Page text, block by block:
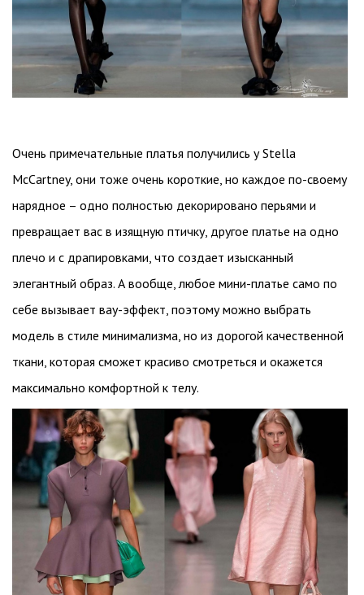
Очень примечательные платья получились у Stella
McCartney, они тоже очень короткие, но каждое по-своему
нарядное – одно полностью декорировано перьями и
превращает вас в изящную птичку, другое платье на одно
плечо и с драпировками, что создает изысканный
элегантный образ. А вообще, любое мини-платье само по
себе вызывает вау-эффект, поэтому можно выбрать
модель в стиле минимализма, но из дорогой качественной
ткани, которая сможет красиво смотреться и окажется
максимально комфортной к телу.